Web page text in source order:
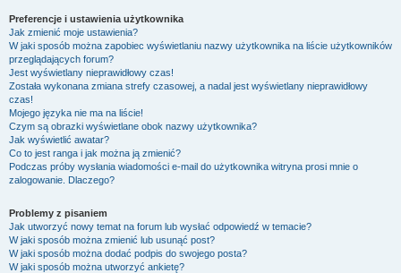
Preferencje i ustawienia użytkownika
Jak zmienić moje ustawienia?
W jaki sposób można zapobiec wyświetlaniu nazwy użytkownika na liście użytkowników
przeglądających forum?
Jest wyświetlany nieprawidłowy czas!
Została wykonana zmiana strefy czasowej, a nadal jest wyświetlany nieprawidłowy
czas!
Mojego języka nie ma na liście!
Czym są obrazki wyświetlane obok nazwy użytkownika?
Jak wyświetlić awatar?
Co to jest ranga i jak można ją zmienić?
Podczas próby wysłania wiadomości e-mail do użytkownika witryna prosi mnie o
zalogowanie. Dlaczego?
Problemy z pisaniem
Jak utworzyć nowy temat na forum lub wysłać odpowiedź w temacie?
W jaki sposób można zmienić lub usunąć post?
W jaki sposób można dodać podpis do swojego posta?
W jaki sposób można utworzyć ankietę?